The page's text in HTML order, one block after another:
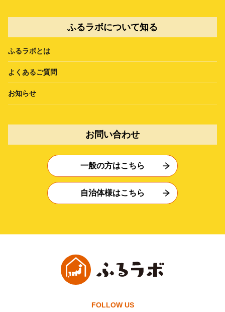
ふるラボについて知る
ふるラボとは
よくあるご質問
お知らせ
お問い合わせ
一般の方はこちら
自治体様はこちら
FOLLOW US